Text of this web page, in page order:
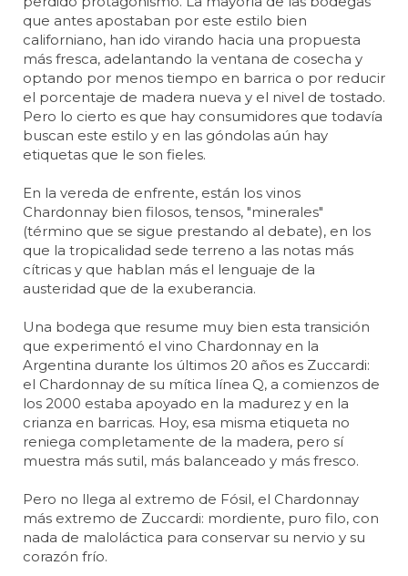
que antes apostaban por este estilo bien
californiano, han ido virando hacia una propuesta
más fresca, adelantando la ventana de cosecha y
optando por menos tiempo en barrica o por reducir
el porcentaje de madera nueva y el nivel de tostado.
Pero lo cierto es que hay consumidores que todavía
buscan este estilo y en las góndolas aún hay
etiquetas que le son fieles.
En la vereda de enfrente, están los vinos
Chardonnay bien filosos, tensos, "minerales"
(término que se sigue prestando al debate), en los
que la tropicalidad sede terreno a las notas más
cítricas y que hablan más el lenguaje de la
austeridad que de la exuberancia.
Una bodega que resume muy bien esta transición
que experimentó el vino Chardonnay en la
Argentina durante los últimos 20 años es Zuccardi:
el Chardonnay de su mítica línea Q, a comienzos de
los 2000 estaba apoyado en la madurez y en la
crianza en barricas. Hoy, esa misma etiqueta no
reniega completamente de la madera, pero sí
muestra más sutil, más balanceado y más fresco.
Pero no llega al extremo de Fósil, el Chardonnay
más extremo de Zuccardi: mordiente, puro filo, con
nada de maloláctica para conservar su nervio y su
corazón frío.